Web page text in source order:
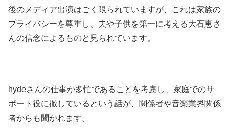
後のメディア出演はごく限られていますが、これは家族の
プライバシーを尊重し、夫や子供を第一に考える大石恵さ
んの信念によるものと見られています。
hydeさんの仕事が多忙であることを考慮し、家庭でのサ
ポート役に徹しているという話が、関係者や音楽業界関係
者からも聞かれます。